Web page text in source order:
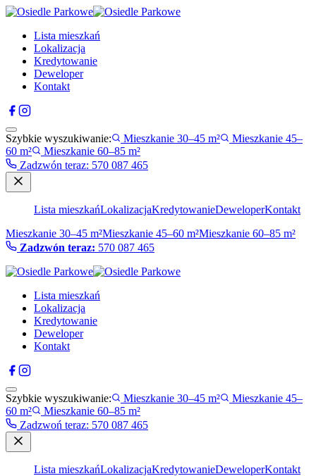
Lista mieszkań
Lokalizacja
Kredytowanie
Deweloper
Kontakt
Szybkie wyszukiwanie: Mieszkanie 30–45 m²
Mieszkanie 45–
60 m²
Mieszkanie 60–85 m²
Zadzwón teraz: 570 087 465
Lista mieszkańLokalizacjaKredytowanieDeweloperKontakt
Mieszkanie 30–45 m²Mieszkanie 45–60 m²Mieszkanie 60–85 m²
Zadzwón teraz: 570 087 465
Lista mieszkań
Lokalizacja
Kredytowanie
Deweloper
Kontakt
Szybkie wyszukiwanie: Mieszkanie 30–45 m²
Mieszkanie 45–
60 m²
Mieszkanie 60–85 m²
Zadzwoń teraz: 570 087 465
Lista mieszkańLokalizacjaKredytowanieDeweloperKontakt